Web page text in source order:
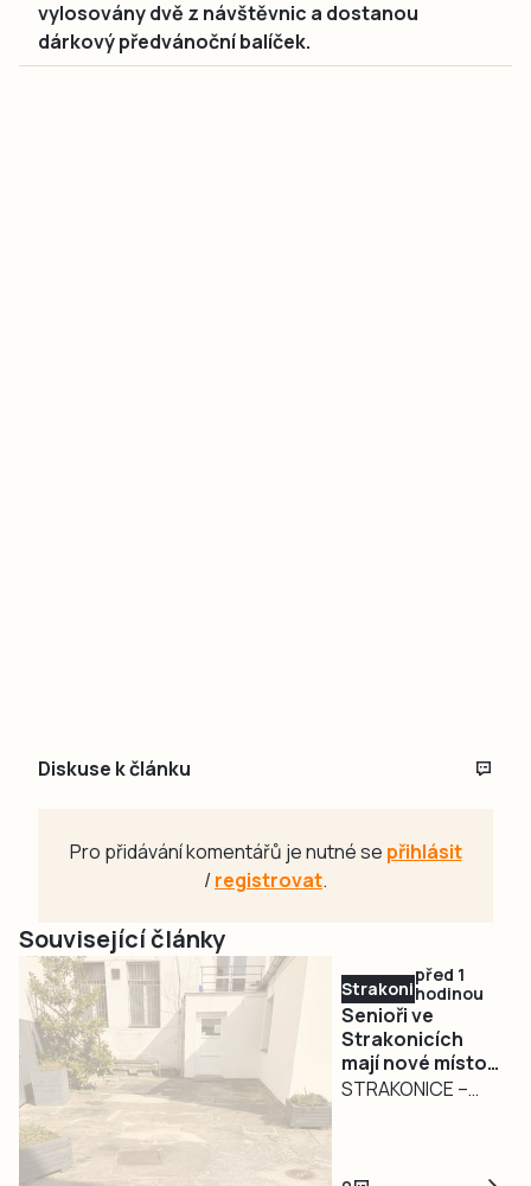
vylosovány dvě z návštěvnic a dostanou
dárkový předvánoční balíček.
Diskuse k článku
Pro přidávání komentářů je nutné se přihlásit
/registrovat.
Související články
Strakonicko
před 1
hodinou
Senioři ve
Strakonicích
mají nové místo
pro setkávání.
STRAKONICE –
Strakonicích se